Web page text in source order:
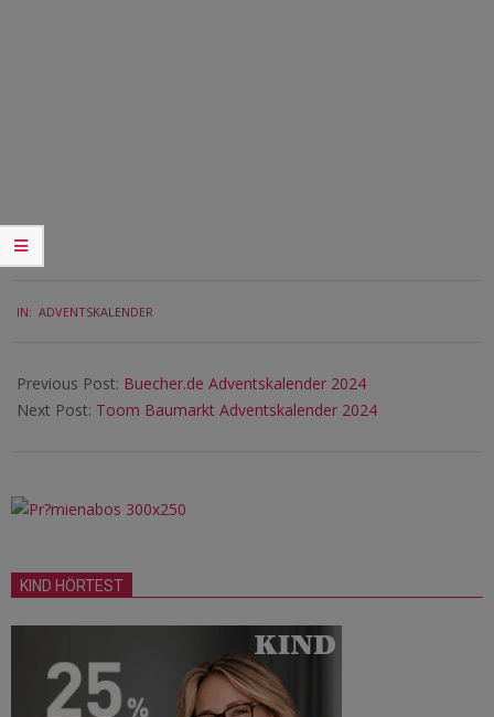
12-
IN: ADVENTSKALENDER
Previous Post: Buecher.de Adventskalender 2024
Next Post: Toom Baumarkt Adventskalender 2024
KIND HÖRTEST